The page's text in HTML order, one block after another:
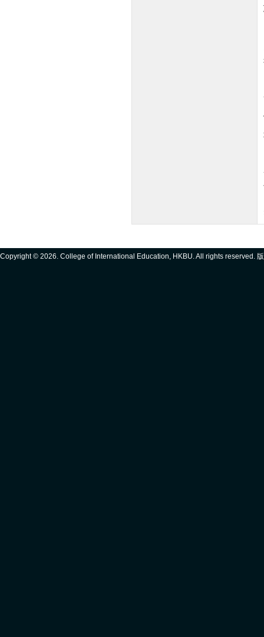
Copyright © 2026. College of International Education, HKBU. All rights reserved.